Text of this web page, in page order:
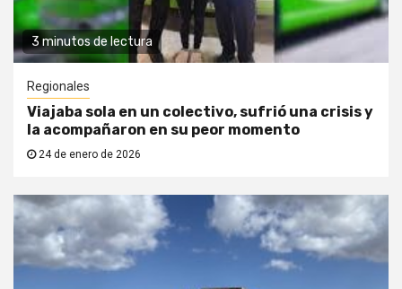
3 minutos de lectura
Regionales
Viajaba sola en un colectivo, sufrió una crisis y
la acompañaron en su peor momento
24 de enero de 2026